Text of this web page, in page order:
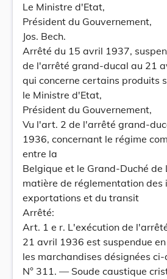
Le Ministre d'Etat,
Président du Gouvernement,
Jos. Bech.
Arrêté du 15 avril 1937,
de l'arrêté grand-ducal au 21
qui concerne certains produits
le Ministre d'Etat,
Président du Gouvernement,
Vu l'art. 2 de l'arrêté grand-
1936, concernant le régime
entre la
Belgique et le Grand-Duché de
matière de réglementation des
exportations et du transit
Arrêté:
Art. 1 e r. L'exécution de
21 avril 1936 est suspendue
les marchandises désignées ci-
N° 311. — Soude caustique